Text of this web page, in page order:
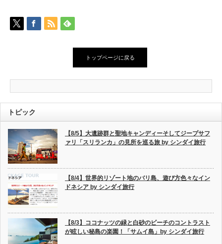
トップページに戻る
トピック
【8/5】大遺跡群と聖地キャンディーそしてジープサフ
ァリ「スリランカ」の見所を巡る旅 by シンダイ旅行
【8/4】世界的リゾート地のバリ島、遊び方色々なイン
ドネシア by シンダイ旅行
【8/3】ココナッツの緑と白砂のビーチのコントラスト
が眩しい秘島の楽園！「サムイ島」by シンダイ旅行